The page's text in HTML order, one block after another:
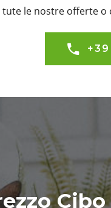
tute le nostre offerte